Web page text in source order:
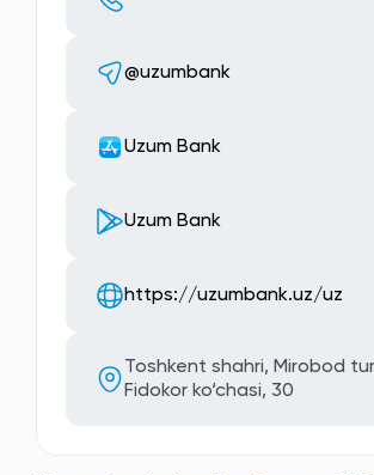
@uzumbank
Uzum Bank
Uzum Bank
https://uzumbank.uz/uz
Toshkent shahri, Mirobod
Fidokor ko‘chasi, 30